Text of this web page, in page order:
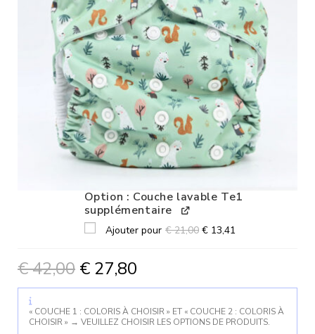
Option : Couche lavable Te1
supplémentaire
Ajouter pour €21,00 € 13,41
€42,00 € 27,80
« COUCHE 1 : COLORIS À CHOISIR » ET « COUCHE 2 : COLORIS À
CHOISIR » → VEUILLEZ CHOISIR LES OPTIONS DE PRODUITS.